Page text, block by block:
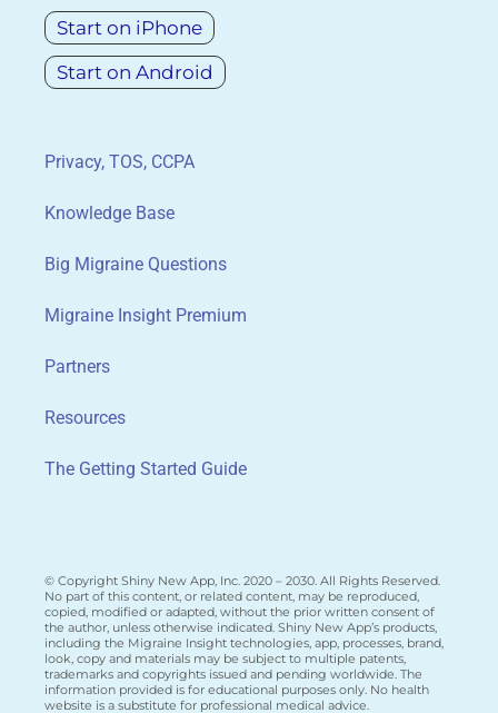
Start on iPhone
Start on Android
Privacy, TOS, CCPA
Knowledge Base
Big Migraine Questions
Migraine Insight Premium
Partners
Resources
The Getting Started Guide
© Copyright Shiny New App, Inc. 2020 – 2030. All Rights Reserved.
No part of this content, or related content, may be reproduced,
copied, modified or adapted, without the prior written consent of
the author, unless otherwise indicated. Shiny New App’s products,
including the Migraine Insight technologies, app, processes, brand,
look, copy and materials may be subject to multiple patents,
trademarks and copyrights issued and pending worldwide. The
information provided is for educational purposes only. No health
website is a substitute for professional medical advice.